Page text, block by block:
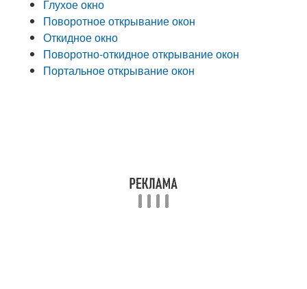
Глухое окно
Поворотное открывание окон
Откидное окно
Поворотно-откидное открывание окон
Портальное открывание окон